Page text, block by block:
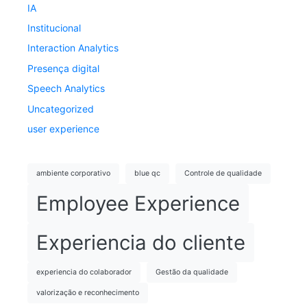
IA
Institucional
Interaction Analytics
Presença digital
Speech Analytics
Uncategorized
user experience
ambiente corporativo blue qc Controle de qualidade
Employee Experience
Experiencia do cliente
experiencia do colaborador Gestão da qualidade
valorização e reconhecimento